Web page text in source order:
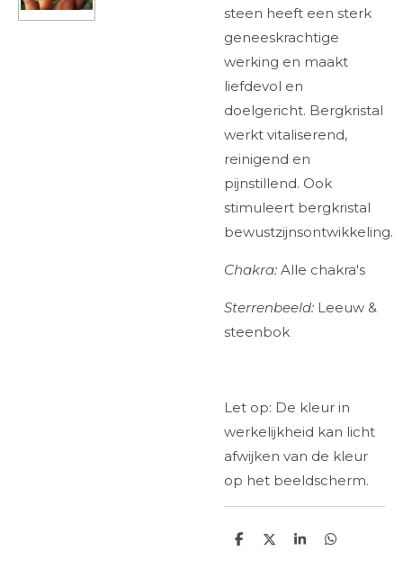
steen heeft een sterk
geneeskrachtige
werking en maakt
liefdevol en
doelgericht. Bergkristal
werkt vitaliserend,
reinigend en
pijnstillend. Ook
stimuleert bergkristal
bewustzijnsontwikkeling.
Chakra: Alle chakra's
Sterrenbeeld: Leeuw &
steenbok
Let op: De kleur in
werkelijkheid kan licht
afwijken van de kleur
op het beeldscherm.
D
D
S
D